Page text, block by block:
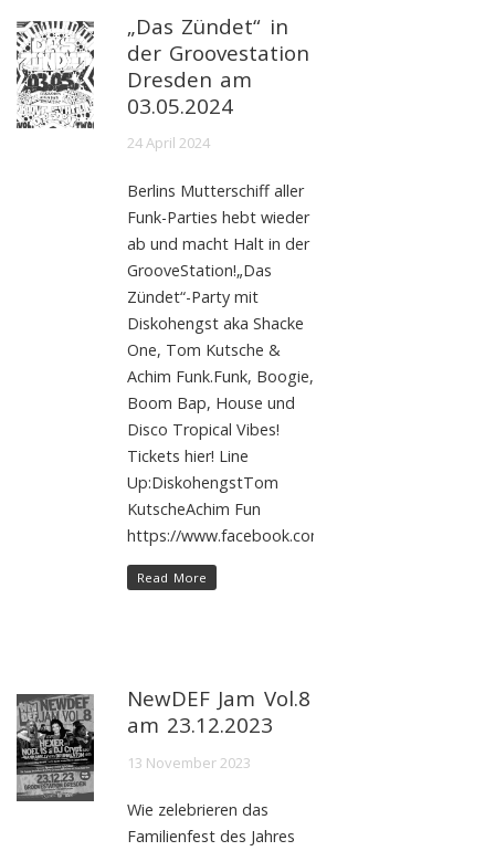
„Das Zündet“ in
der Groovestation
Dresden am
03.05.2024
24 April 2024
Berlins Mutterschiff aller
Funk-Parties hebt wieder
ab und macht Halt in der
GrooveStation!„Das
Zündet“-Party mit
Diskohengst aka Shacke
One, Tom Kutsche &
Achim Funk.Funk, Boogie,
Boom Bap, House und
Disco Tropical Vibes!
Tickets hier! Line
Up:DiskohengstTom
KutscheAchim Fun
https://www.facebook.com/events/
Read More
NewDEF Jam Vol.8
am 23.12.2023
13 November 2023
Wie zelebrieren das
Familienfest des Jahres